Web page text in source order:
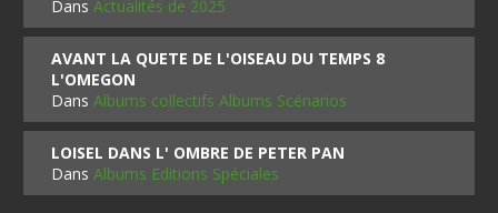
DansActualités de 2025
AVANT LA QUETE DE L'OISEAU DU TEMPS 8
L'OMEGON
DansAlbums collectifs Albums Scénarios
LOISEL DANS L' OMBRE DE PETER PAN
DansAlbums Editions Spéciales